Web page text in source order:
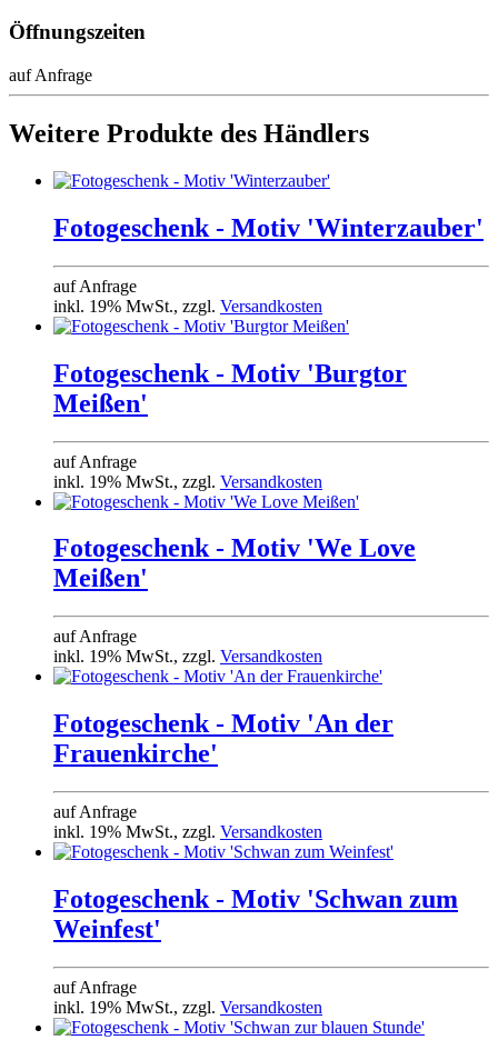
Öffnungszeiten
auf Anfrage
Weitere Produkte des Händlers
Fotogeschenk - Motiv 'Winterzauber'
auf Anfrage
inkl. 19% MwSt., zzgl. Versandkosten
Fotogeschenk - Motiv 'Burgtor
Meißen'
auf Anfrage
inkl. 19% MwSt., zzgl. Versandkosten
Fotogeschenk - Motiv 'We Love
Meißen'
auf Anfrage
inkl. 19% MwSt., zzgl. Versandkosten
Fotogeschenk - Motiv 'An der
Frauenkirche'
auf Anfrage
inkl. 19% MwSt., zzgl. Versandkosten
Fotogeschenk - Motiv 'Schwan zum
Weinfest'
auf Anfrage
inkl. 19% MwSt., zzgl. Versandkosten